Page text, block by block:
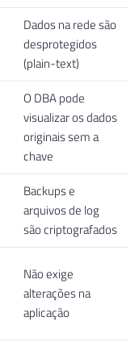
Dados na rede são
desprotegidos
(plain-text)
O DBA pode
visualizar os dados
originais sem a
chave
Backups e
arquivos de log
são criptografados
Não exige
alterações na
aplicação